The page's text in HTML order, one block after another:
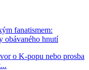
fanatismem:
obávaného hnutí
o K-popu nebo prosba